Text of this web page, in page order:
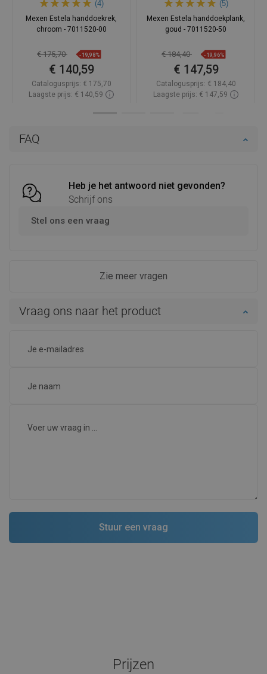
FAQ
Heb je het antwoord niet gevonden?
Schrijf ons
Stel ons een vraag
Zie meer vragen
Vraag ons naar het product
(4)
Mexen Estela handdoekrek,
chroom - 7011520-00
€ 175,70 -19,98%
€ 140,59
Catalogusprijs: € 175,70
Laagste prijs: € 140,59
(5)
Mexen Estela handdoekplank,
goud - 7011520-50
€ 184,40 -19,96%
€ 147,59
Catalogusprijs: € 184,40
Laagste prijs: € 147,59
Prijzen